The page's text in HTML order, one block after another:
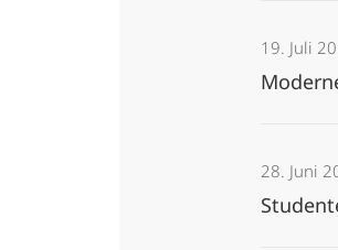
19. Juli
28. Juni